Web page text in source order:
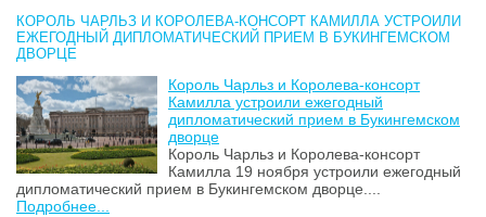
КОРОЛЬ ЧАРЛЬЗ И КОРОЛЕВА-КОНСОРТ КАМИЛЛА УСТРОИЛИ
ЕЖЕГОДНЫЙ ДИПЛОМАТИЧЕСКИЙ ПРИЕМ В БУКИНГЕМСКОМ
ДВОРЦЕ
Король Чарльз и Королева-консорт
Камилла устроили ежегодный
дипломатический прием в Букингемском
дворце
Король Чарльз и Королева-консорт
Камилла 19 ноября устроили ежегодный
дипломатический прием в Букингемском дворце....
Подробнее...